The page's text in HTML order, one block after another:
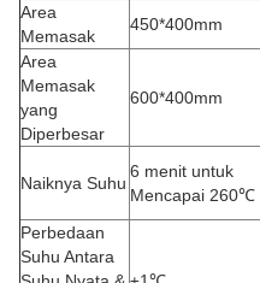
Area
Memasak
450*400mm
Area
Memasak
yang
Diperbesar
600*400mm
Naiknya Suhu
6 menit untuk
Mencapai 260℃
Perbedaan
Suhu Antara